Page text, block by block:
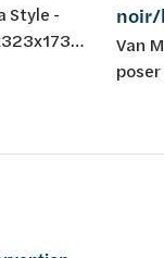
Style -
Van